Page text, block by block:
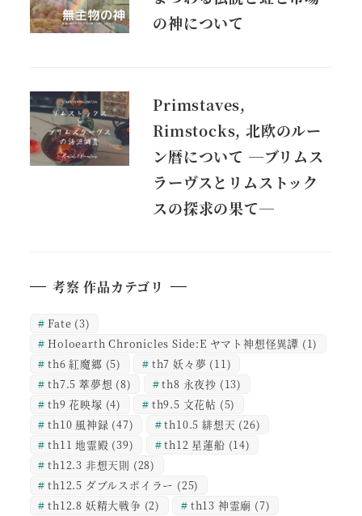
の神について
Primstaves,
Rimstocks, 北欧のルー
ン暦について ―ブリムス
ラーヴスとリムストック
スの探求の果て―
考察 作品カテゴリ
Fate (3)
Holoearth Chronicles Side:E ヤマト神想怪異譚 (1)
th6 紅魔郷 (5) th7 妖々夢 (11)
th7.5 萃夢想 (8) th8 永夜抄 (13)
th9 花映塚 (4) th9.5 文花帖 (5)
th10 風神録 (47) th10.5 緋想天 (26)
th11 地霊殿 (39) th12 星蓮船 (14)
th12.3 非想天則 (28)
th12.5 ダブルスポイラー (25)
th12.8 妖精大戦争 (2) th13 神霊廟 (7)